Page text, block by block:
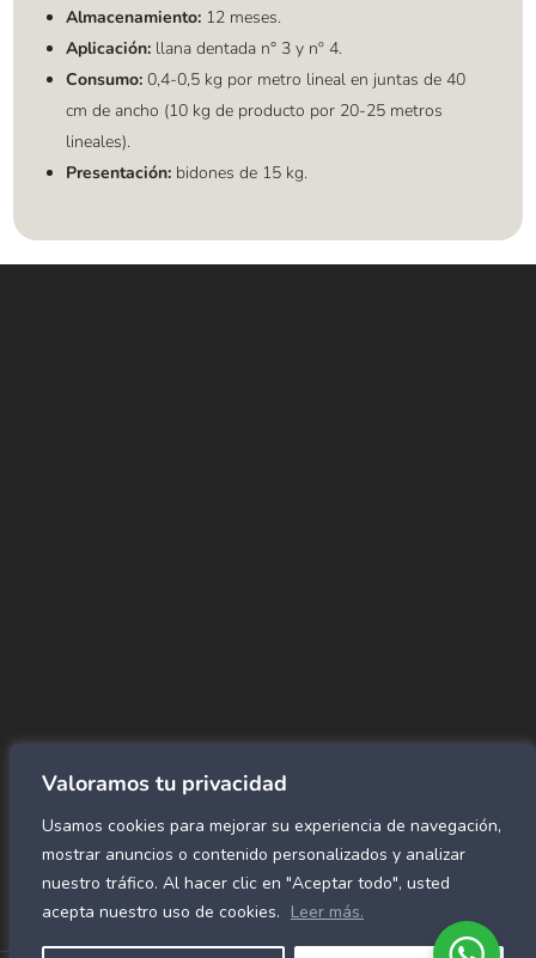
Valoramos tu privacidad
Usamos cookies para mejorar su experiencia de navegación,
mostrar anuncios o contenido personalizados y analizar
nuestro tráfico. Al hacer clic en "Aceptar todo", usted
acepta nuestro uso de cookies. Leer más.
Almacenamiento: 12 meses.
Aplicación: llana dentada n° 3 y nº 4.
Consumo: 0,4-0,5 kg por metro lineal en juntas de 40
cm de ancho (10 kg de producto por 20-25 metros
lineales).
Presentación: bidones de 15 kg.
Revestimientos para pared
Alfombras Residenciales
Paneles decorativos para pared
Mármol Flex
Caucho para gimnasio